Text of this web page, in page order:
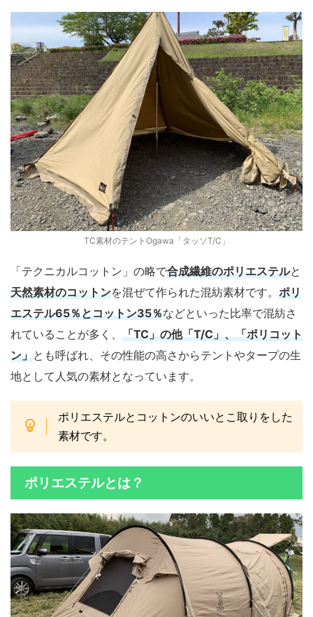
TC素材のテントOgawa「タッソT/C」
「テクニカルコットン」の略で合成繊維のポリエステルと
天然素材のコットンを混ぜて作られた混紡素材です。 ポリ
エステル65％とコットン35％などといった比率で混紡さ
れていることが多く、 「TC」の他「T/C」、「ポリコット
ン」とも呼ばれ、その性能の高さからテントやタープの生
地として人気の素材となっています。
ポリエステルとコットンのいいとこ取りをした
素材です。
ポリエステルとは？